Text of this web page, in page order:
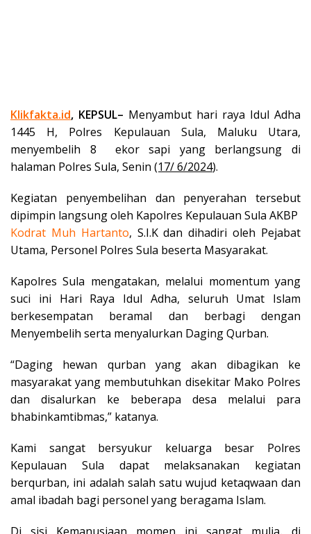
Klikfakta.id, KEPSUL– Menyambut hari raya Idul Adha
1445 H, Polres Kepulauan Sula, Maluku Utara,
menyembelih 8 ekor sapi yang berlangsung di
halaman Polres Sula, Senin (17/ 6/2024).
Kegiatan penyembelihan dan penyerahan tersebut
dipimpin langsung oleh Kapolres Kepulauan Sula AKBP
Kodrat Muh Hartanto, S.I.K dan dihadiri oleh Pejabat
Utama, Personel Polres Sula beserta Masyarakat.
Kapolres Sula mengatakan, melalui momentum yang
suci ini Hari Raya Idul Adha, seluruh Umat Islam
berkesempatan beramal dan berbagi dengan
Menyembelih serta menyalurkan Daging Qurban.
“Daging hewan qurban yang akan dibagikan ke
masyarakat yang membutuhkan disekitar Mako Polres
dan disalurkan ke beberapa desa melalui para
bhabinkamtibmas,” katanya.
Kami sangat bersyukur keluarga besar Polres
Kepulauan Sula dapat melaksanakan kegiatan
berqurban, ini adalah salah satu wujud ketaqwaan dan
amal ibadah bagi personel yang beragama Islam.